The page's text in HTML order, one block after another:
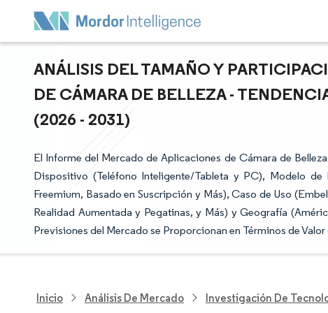
ANÁLISIS DEL TAMAÑO Y
DE CÁMARA DE BELLEZA -
(2026 - 2031)
El Informe del Mercado de Aplicaciones de Cámara de
Dispositivo (Teléfono Inteligente/Tableta y PC), Modelo
Freemium, Basado en Suscripción y Más), Caso de Uso
Realidad Aumentada y Pegatinas, y Más) y Geografía
Previsiones del Mercado se Proporcionan en Términos de Valor
Inicio Análisis De Mercado Investigación De